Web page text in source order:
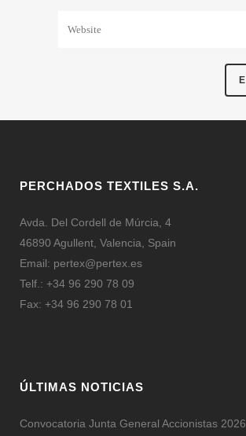
PERCHADOS TEXTILES S.A.
Avda. Del Cordell de Múrcia, 4
46890 Agullent, Valencia, Spain
Email: pertex@pertex.es
Telf.: +34 96 290 78 09
Fax: +34 96 290 78 01
ÚLTIMAS NOTICIAS
Convocatoria Junta General Accionistas 2026